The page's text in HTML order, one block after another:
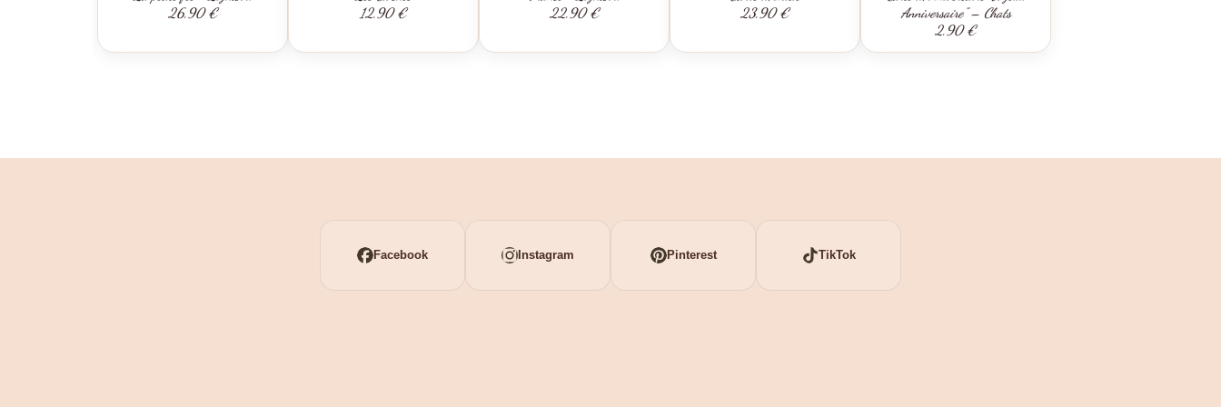
26,90 €
12,90 €
22,90 €
23,90 €
Anniversaire" – Chats
2,90 €
Facebook Instagram Pinterest TikTok